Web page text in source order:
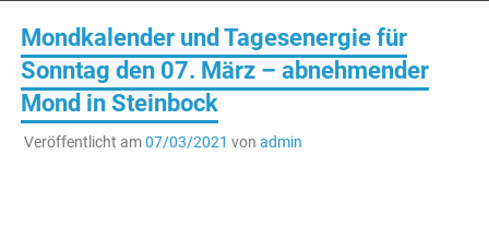
Mondkalender und Tagesenergie für
Sonntag den 07. März – abnehmender
Mond in Steinbock
Veröffentlicht am07/03/2021 von admin